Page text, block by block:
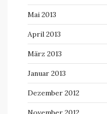
Mai 2013
April 2013
März 2013
Januar 2013
Dezember 2012